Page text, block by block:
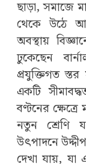
ছাড়া, সমাজে
থেকে উঠে
অবস্থায়
ঢুকেছেন
প্রযুক্তিগত
একটি
বণ্টনের
নতুন শ্রেণি
উৎপাদনে
দেখা যায়, যা